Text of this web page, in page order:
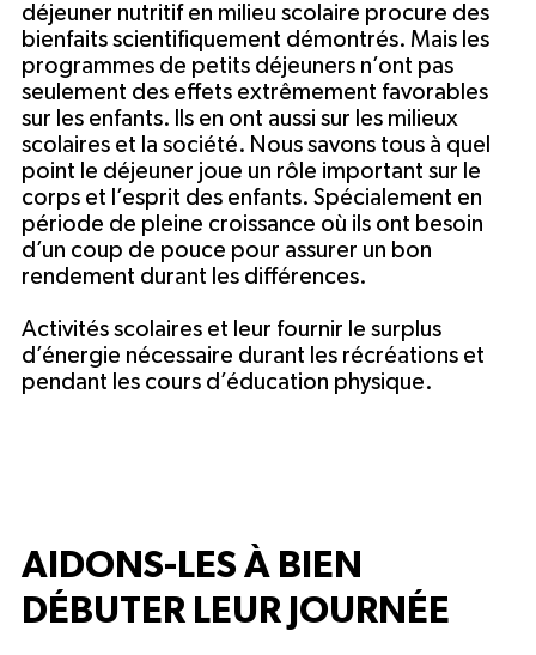
déjeuner nutritif en milieu scolaire procure des
bienfaits scientifiquement démontrés. Mais les
programmes de petits déjeuners n’ont pas
seulement des effets extrêmement favorables
sur les enfants. Ils en ont aussi sur les milieux
scolaires et la société. Nous savons tous à quel
point le déjeuner joue un rôle important sur le
corps et l’esprit des enfants. Spécialement en
période de pleine croissance où ils ont besoin
d’un coup de pouce pour assurer un bon
rendement durant les différences.
Activités scolaires et leur fournir le surplus
d’énergie nécessaire durant les récréations et
pendant les cours d’éducation physique.
AIDONS-LES À BIEN
DÉBUTER LEUR JOURNÉE